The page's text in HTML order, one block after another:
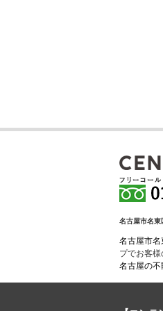
名古屋市名東
名古屋市
プでお客
名古屋の不